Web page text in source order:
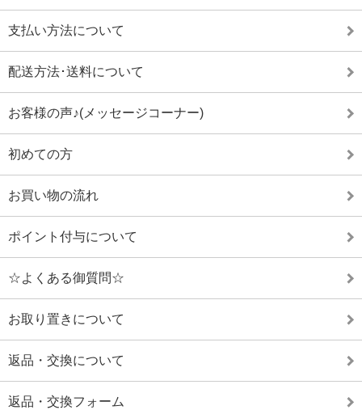
支払い方法について
配送方法･送料について
お客様の声♪(メッセージコーナー)
初めての方
お買い物の流れ
ポイント付与について
☆よくある御質問☆
お取り置きについて
返品・交換について
返品・交換フォーム